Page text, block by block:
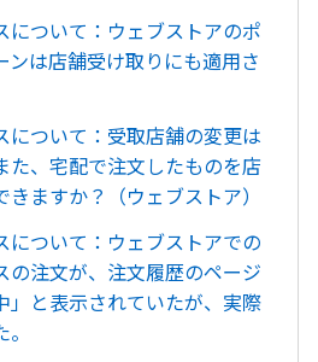
について：ウェブストアのポ
ンは店舗受け取りにも適用さ
について：受取店舗の変更は
、宅配で注文したものを店
ますか？（ウェブストア）
について：ウェブストアでの
の注文が、注文履歴のページ
」と表示されていたが、実際